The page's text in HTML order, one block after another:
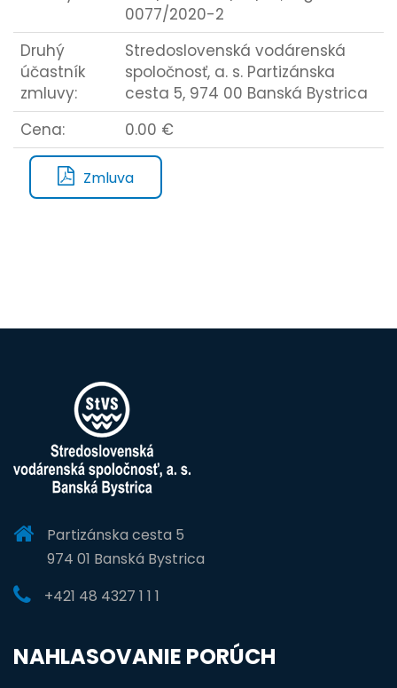
0077/2020-2
Druhý
účastník
zmluvy:
Stredoslovenská vodárenská
spoločnosť, a. s. Partizánska
cesta 5, 974 00 Banská Bystrica
Cena:
0.00 €
Zmluva
Partizánska cesta 5
974 01 Banská Bystrica
+421 48 4327 1 1 1
NAHLASOVANIE PORÚCH